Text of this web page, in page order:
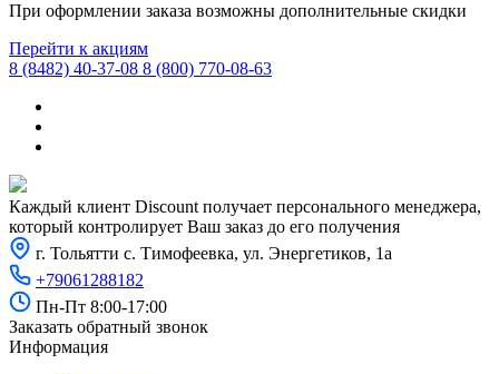
При оформлении заказа возможны дополнительные скидки
Перейти к акциям
8 (8482) 40-37-08 8 (800) 770-08-63
Каждый клиент Discount получает персонального менеджера,
который контролирует Ваш заказ до его получения
г. Тольятти с. Тимофеевка, ул. Энергетиков, 1а
+79061288182
Пн-Пт 8:00-17:00
Заказать обратный звонок
Информация